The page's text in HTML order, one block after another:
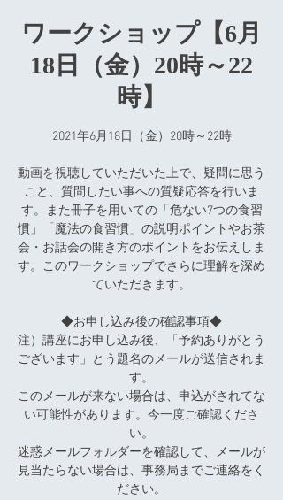
ワークショップ【6月
18日（金）20時～22
時】
2021年6月18日（金）20時～22時
動画を視聴していただいた上で、疑問に思う
こと、質問したい事への質疑応答を行いま
す。また冊子を用いての「危ない7つの食習
慣」「魔法の食習慣」の説明ポイントやお茶
会・お話会の開き方のポイントをお伝えしま
す。このワークショップでさらに理解を深め
ていただきます。
◆お申し込み後の確認事項◆
注）講座にお申し込み後、「予約ありがとう
ございます」とう題名のメールが送信されま
す。
このメールが来ない場合は、申込がされてな
い可能性があります。今一度ご確認くださ
い。
迷惑メールフォルダーを確認して、メールが
見当たらない場合は、事務局までご連絡をく
ださい。